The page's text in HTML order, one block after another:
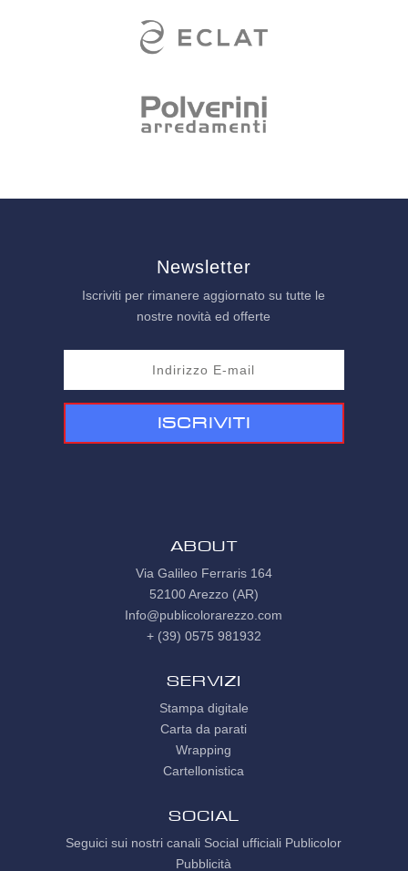
Newsletter
Iscriviti per rimanere aggiornato su tutte le
nostre novità ed offerte
Iscriviti
ABOUT
Via Galileo Ferraris 164
52100 Arezzo (AR)
Info@publicolorarezzo.com
+ (39) 0575 981932
Servizi
Stampa digitale
Carta da parati
Wrapping
Cartellonistica
SOCIAL
Seguici sui nostri canali Social ufficiali Publicolor
Pubblicità